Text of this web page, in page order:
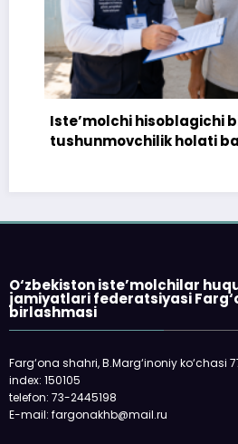
Iste’molchi hisoblagichi
tushunmovchilik holati
O‘zbekiston iste’molchilar
jamiyatlari federatsiyasi
birlashmasi
Farg‘ona shahri, B.Marg‘inoniy ko‘chasi
index: 150105
telefon: 73-2445198
E-mail: fargonakhb@mail.ru